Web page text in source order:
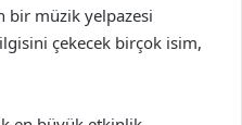
bir müzik yelpazesi
çekecek birçok isim,